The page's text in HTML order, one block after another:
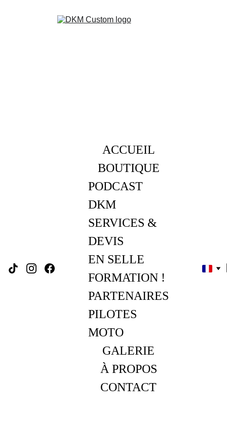
ACCUEIL
BOUTIQUE
PODCAST
DKM
SERVICES &
DEVIS
EN SELLE
FORMATION !
PARTENAIRES
PILOTES
MOTO
GALERIE
À PROPOS
CONTACT